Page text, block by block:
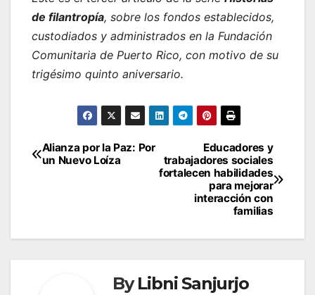
de filantropía, sobre los fondos establecidos,
custodiados y administrados en la Fundación
Comunitaria de Puerto Rico, con motivo de su
trigésimo quinto aniversario.
Navegación
Educadores y
trabajadores sociales
fortalecen habilidades
para mejorar
interacción con
familias
Alianza por la Paz: Por
un Nuevo Loíza
ByLibni Sanjurjo